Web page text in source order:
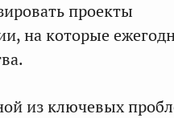
проекты
на которые
из ключевых